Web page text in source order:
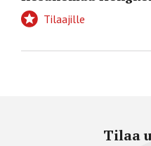
Tilaajille
Tilaa